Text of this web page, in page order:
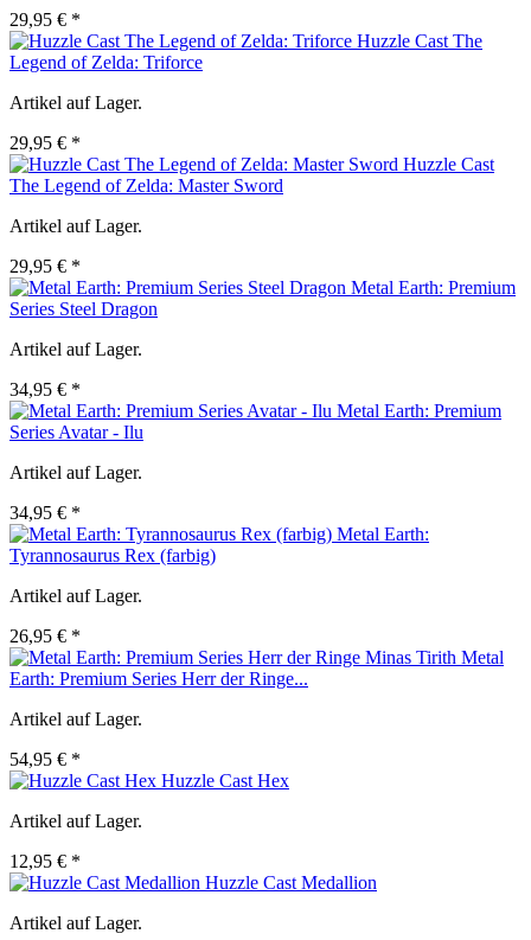
29,95 € *
Huzzle Cast The
Legend of Zelda: Triforce
Artikel auf Lager.
29,95 € *
Huzzle Cast
The Legend of Zelda: Master Sword
Artikel auf Lager.
29,95 € *
Metal Earth: Premium
Series Steel Dragon
Artikel auf Lager.
34,95 € *
Metal Earth: Premium
Series Avatar - Ilu
Artikel auf Lager.
34,95 € *
Metal Earth:
Tyrannosaurus Rex (farbig)
Artikel auf Lager.
26,95 € *
Metal
Earth: Premium Series Herr der Ringe...
Artikel auf Lager.
54,95 € *
Huzzle Cast Hex
Artikel auf Lager.
12,95 € *
Huzzle Cast Medallion
Artikel auf Lager.